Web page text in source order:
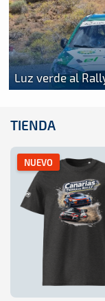
Luz verde al
TIENDA
NUEVO